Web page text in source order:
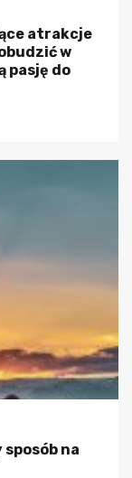
atrakcje
w
pasję do
na